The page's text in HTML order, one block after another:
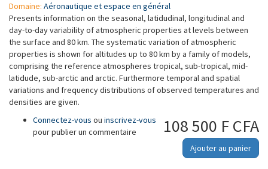
Domaine: Aéronautique et espace en général
Presents information on the seasonal, latidudinal, longitudinal and
day-to-day variability of atmospheric properties at levels between
the surface and 80 km. The systematic variation of atmospheric
properties is shown for altitudes up to 80 km by a family of models,
comprising the reference atmospheres tropical, sub-tropical, mid-
latidude, sub-arctic and arctic. Furthermore temporal and spatial
variations and frequency distributions of observed temperatures and
densities are given.
108 500 F CFA
Ajouter au panier
Connectez-vous ou inscrivez-vous
pour publier un commentaire